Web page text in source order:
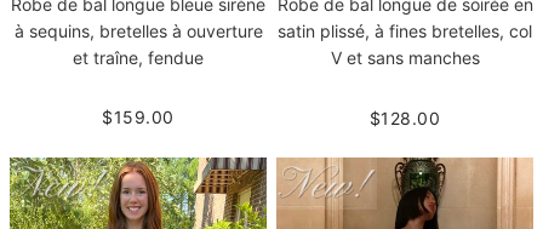
à sequins, bretelles à ouverture
et traîne, fendue
$159.00
Robe de bal longue de soirée en
satin plissé, à fines bretelles, col
V et sans manches
$128.00